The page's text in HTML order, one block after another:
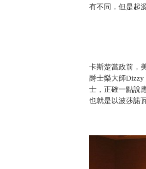
有不同，但是起
卡斯楚當政前，
爵士樂大師Dizzy
士，正確一點說
也就是以波莎諾